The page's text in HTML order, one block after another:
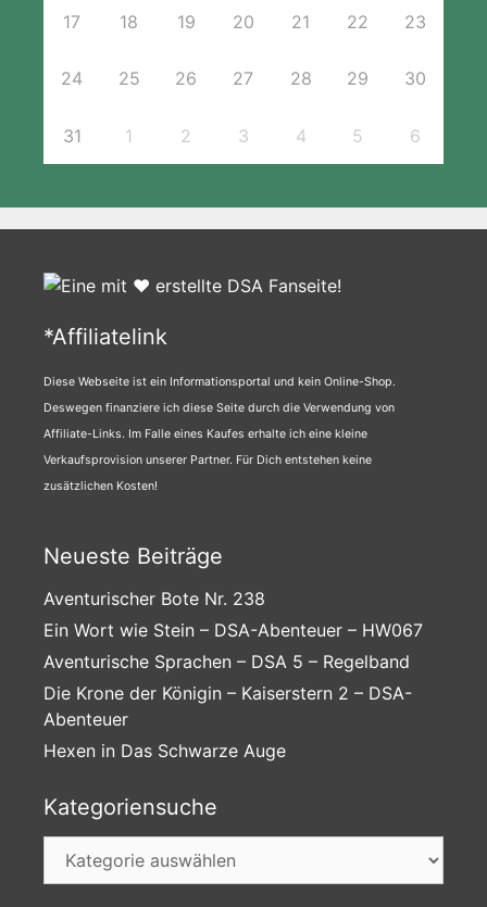
17 18 19 20 21 22 23
24 25 26 27 28 29 30
31 1 2 3 4 5 6
*Affiliatelink
Diese Webseite ist ein Informationsportal und kein Online-Shop.
Deswegen finanziere ich diese Seite durch die Verwendung von
Affiliate-Links. Im Falle eines Kaufes erhalte ich eine kleine
Verkaufsprovision unserer Partner. Für Dich entstehen keine
zusätzlichen Kosten!
Neueste Beiträge
Aventurischer Bote Nr. 238
Ein Wort wie Stein – DSA-Abenteuer – HW067
Aventurische Sprachen – DSA 5 – Regelband
Die Krone der Königin – Kaiserstern 2 – DSA-
Abenteuer
Hexen in Das Schwarze Auge
Kategoriensuche